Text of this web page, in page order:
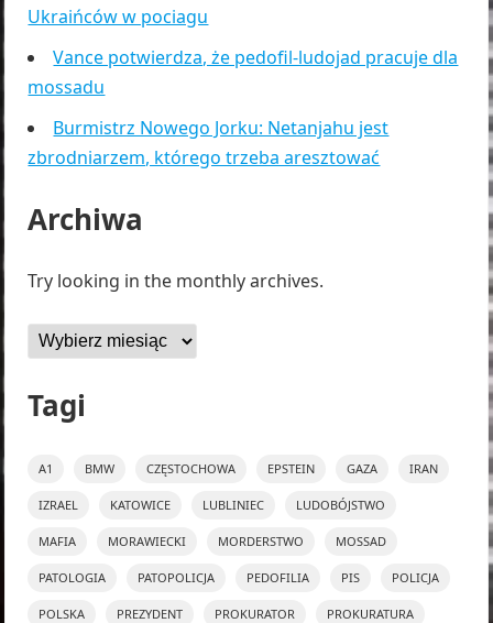
Ukraińców w pociagu
Vance potwierdza, że pedofil-ludojad pracuje dla
mossadu
Burmistrz Nowego Jorku: Netanjahu jest
zbrodniarzem, którego trzeba aresztować
Archiwa
Try looking in the monthly archives.
Archiwa
Tagi
A1 BMW CZĘSTOCHOWA EPSTEIN GAZA IRAN
IZRAEL KATOWICE LUBLINIEC LUDOBÓJSTWO
MAFIA MORAWIECKI MORDERSTWO MOSSAD
PATOLOGIA PATOPOLICJA PEDOFILIA PIS POLICJA
POLSKA PREZYDENT PROKURATOR PROKURATURA